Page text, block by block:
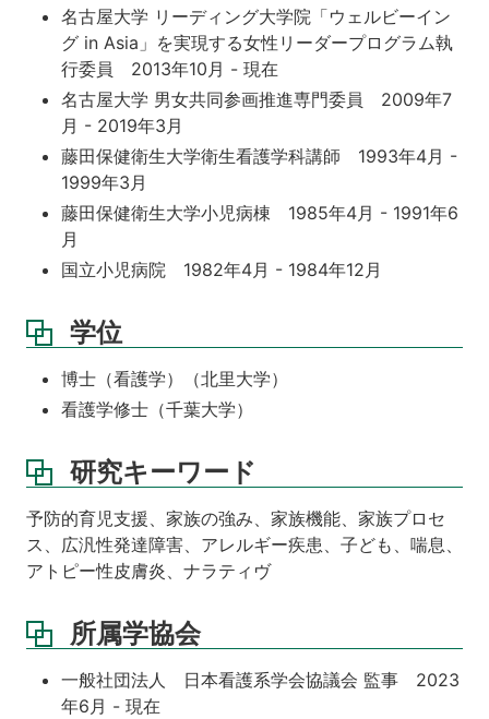
名古屋大学 リーディング大学院「ウェルビーイン
グ in Asia」を実現する女性リーダープログラム執
行委員 2013年10月 - 現在
名古屋大学 男女共同参画推進専門委員 2009年7
月 - 2019年3月
藤田保健衛生大学衛生看護学科講師 1993年4月 -
1999年3月
藤田保健衛生大学小児病棟 1985年4月 - 1991年6
月
国立小児病院 1982年4月 - 1984年12月
学位
博士（看護学）（北里大学）
看護学修士（千葉大学）
研究キーワード
予防的育児支援、家族の強み、家族機能、家族プロセ
ス、広汎性発達障害、アレルギー疾患、子ども、喘息、
アトピー性皮膚炎、ナラティヴ
所属学協会
一般社団法人 日本看護系学会協議会 監事 2023
年6月 - 現在